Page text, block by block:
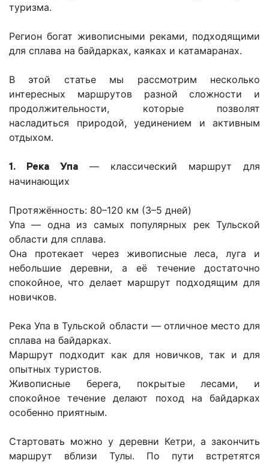
туризма.
Регион богат живописными реками, подходящими
для сплава на байдарках, каяках и катамаранах.
В этой статье мы рассмотрим несколько
интересных маршрутов разной сложности и
продолжительности, которые позволят
насладиться природой, уединением и активным
отдыхом.
1. Река Упа — классический маршрут для
начинающих
Протяжённость: 80–120 км (3–5 дней)
Упа — одна из самых популярных рек Тульской
области для сплава.
Она протекает через живописные леса, луга и
небольшие деревни, а её течение достаточно
спокойное, что делает маршрут подходящим для
новичков.
Река Упа в Тульской области — отличное место для
сплава на байдарках.
Маршрут подходит как для новичков, так и для
опытных туристов.
Живописные берега, покрытые лесами, и
спокойное течение делают поход на байдарках
особенно приятным.
Стартовать можно у деревни Кетри, а закончить
маршрут вблизи Тулы. По пути встретятся